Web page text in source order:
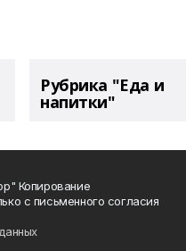
Рубрика "Еда и
напитки"
Копирование
с письменного согласия